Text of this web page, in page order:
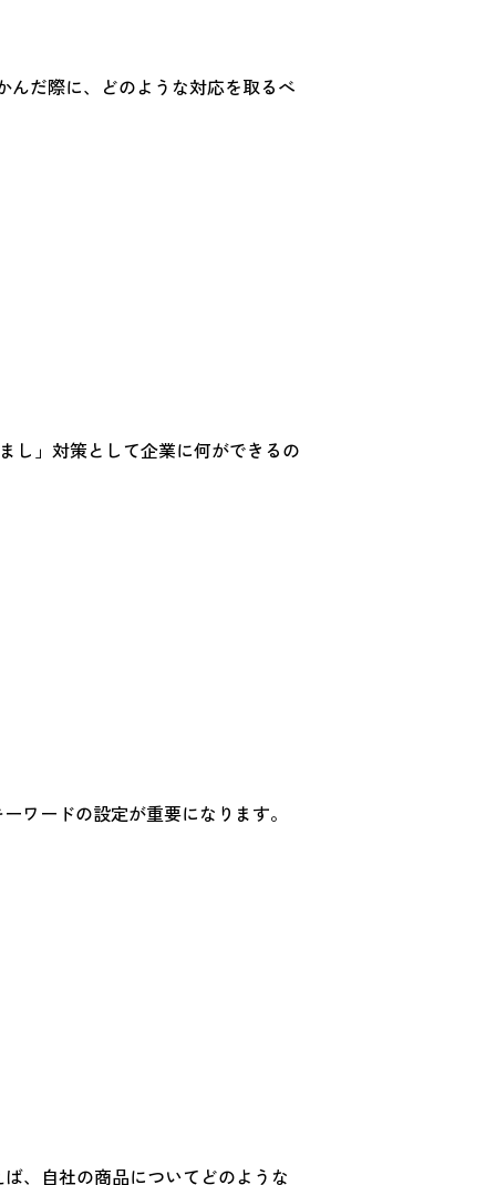
んだ際に、どのような対応を取るべ
し」対策として企業に何ができるの
ワードの設定が重要になります。
、自社の商品についてどのような